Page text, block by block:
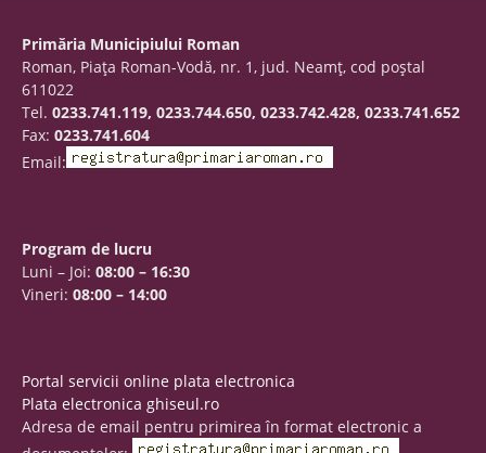
Primăria Municipiului Roman
Roman, Piaţa Roman-Vodă, nr. 1, jud. Neamţ, cod poştal
611022
Tel. 0233.741.119, 0233.744.650, 0233.742.428, 0233.741.652
Fax: 0233.741.604
Email:
Program de lucru
Luni – Joi: 08:00 – 16:30
Vineri: 08:00 – 14:00
Portal servicii online plata electronica
Plata electronica ghiseul.ro
Adresa de email pentru primirea în format electronic a